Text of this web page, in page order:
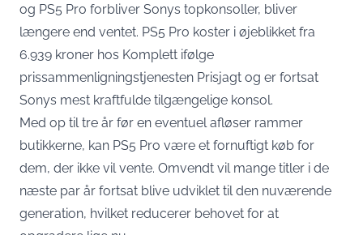
og PS5 Pro forbliver Sonys topkonsoller, bliver
længere end ventet. PS5 Pro koster i øjeblikket fra
6.939 kroner hos Komplett ifølge
prissammenligningstjenesten Prisjagt og er fortsat
Sonys mest kraftfulde tilgængelige konsol.
Med op til tre år før en eventuel afløser rammer
butikkerne, kan PS5 Pro være et fornuftigt køb for
dem, der ikke vil vente. Omvendt vil mange titler i de
næste par år fortsat blive udviklet til den nuværende
generation, hvilket reducerer behovet for at